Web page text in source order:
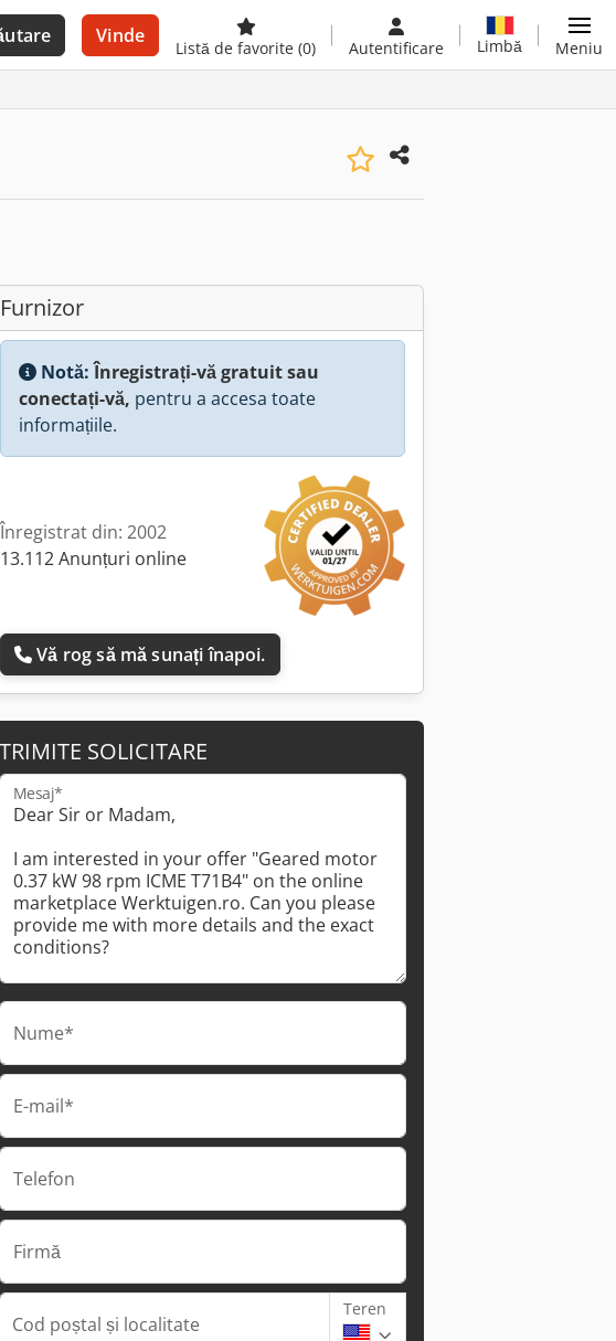
Vinde
Listă de favorite (0) Autentificare Limbă Meniu
Furnizor
Notă:Înregistrați-vă gratuit sau
conectați-vă, pentru a accesa toate
informațiile.
Înregistrat din: 2002
13.112 Anunțuri online
Vă rog să mă sunați înapoi.
TRIMITE SOLICITARE
Mesaj*
Nume*
E-mail*
Telefon
Firmă
Cod poștal și localitate
Teren